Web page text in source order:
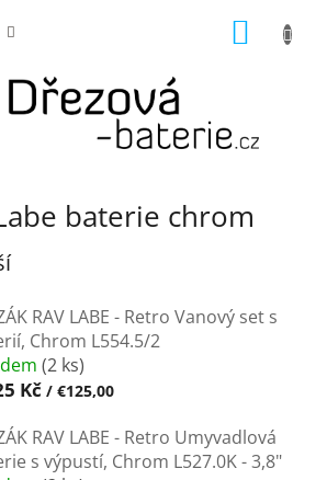
baterie chrom
RAV LABE - Retro Vanový set s
Chrom L554.5/2
(2 ks)
Kč / €125,00
RAV LABE - Retro Umyvadlová
s výpustí, Chrom L527.0K - 3,8"